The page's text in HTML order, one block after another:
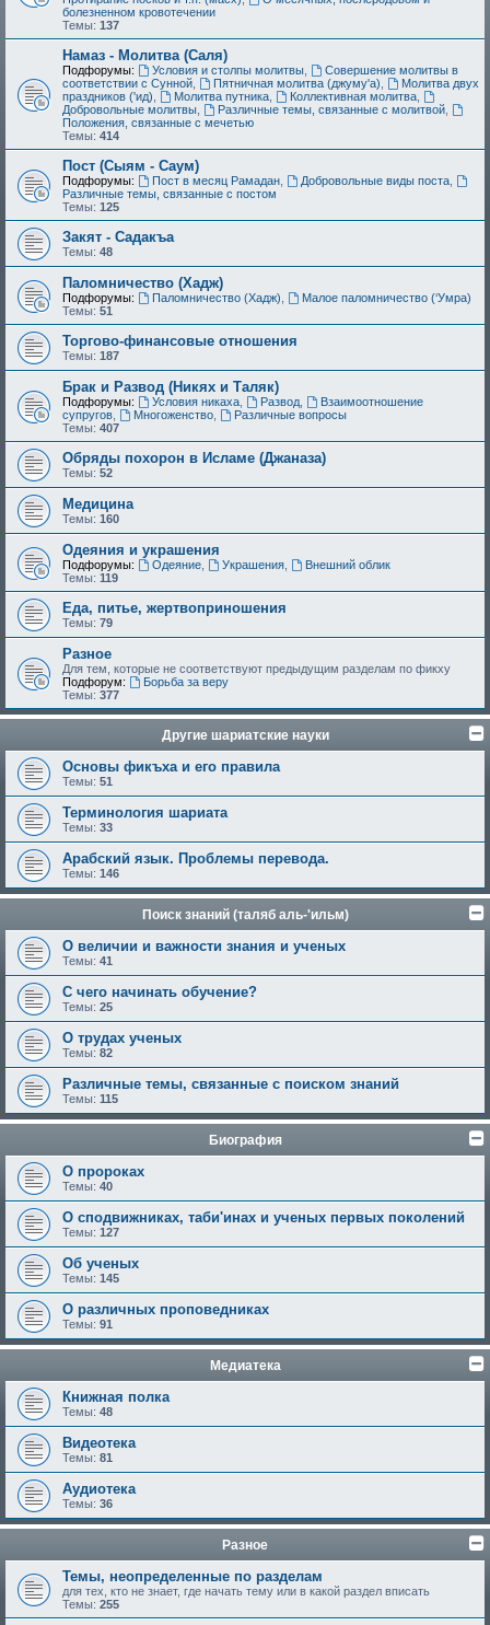
болезненном кровотечении
Темы: 137
Намаз - Молитва (Саля)
Подфорумы: Условия и столпы молитвы,
Совершение молитвы в
соответствии с Сунной
Пятничная молитва (джуму'а)
Молитва двух
праздников ('ид)
Молитва путника, Коллективная молитва,
Добровольные молитвы
Различные темы, связанные с молитвой,
Положения, связанные с мечетью
Темы: 414
Пост (Сыям - Саум)
Подфорумы: Пост в месяц Рамадан, Добровольные виды поста,
Различные темы, связанные с постом
Темы: 125
Закят - Cадакъа
Темы: 48
Паломничество (Хадж)
Подфорумы: Паломничество (Хадж)
Малое паломничество (‘Умра)
Темы: 51
Торгово-финансовые отношения
Темы: 187
Брак и Развод (Никях и Таляк)
Подфорумы: Условия никаха, Развод,
Взаимоотношение
супругов
Многоженство,
Различные вопросы
Темы: 407
Обряды похорон в Исламе (Джаназа)
Темы: 52
Медицина
Темы: 160
Одеяния и украшения
Подфорумы: Одеяние, Украшения,
Внешний облик
Темы: 119
Еда, питье, жертвоприношения
Темы: 79
Разное
Для тем, которые не соответствуют предыдущим разделам по фикху
Подфорум:
Борьба за веру
Темы: 377
Другие шариатские науки
Основы фикъха и его правила
Темы: 51
Терминология шариата
Темы: 33
Арабский язык. Проблемы перевода.
Темы: 146
Поиск знаний (таляб аль-'ильм)
О величии и важности знания и ученых
Темы: 41
С чего начинать обучение?
Темы: 25
О трудах ученых
Темы: 82
Различные темы, связанные с поиском знаний
Темы: 115
Биография
О пророках
Темы: 40
О сподвижниках, таби'инах и ученых первых поколений
Темы: 127
Об ученых
Темы: 145
О различных проповедниках
Темы: 91
Медиатека
Книжная полка
Темы: 48
Видеотека
Темы: 81
Аудиотека
Темы: 36
Разное
Темы, неопределенные по разделам
для тех, кто не знает, где начать тему или в какой раздел вписать
Темы: 255